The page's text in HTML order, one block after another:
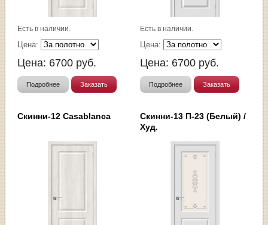
Есть в наличии.
Цена:
Цена: 6700 руб.
Подробнее Заказать
Есть в наличии.
Цена:
Цена: 6700 руб.
Подробнее Заказать
Скинни-12 Casablanca
Скинни-13 П-23 (Белый) /
Худ.